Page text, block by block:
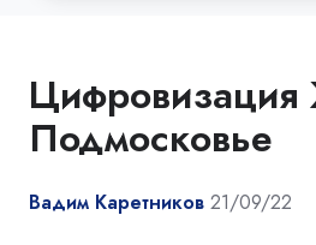
Подмосковье
Вадим Каретников 21/09/22